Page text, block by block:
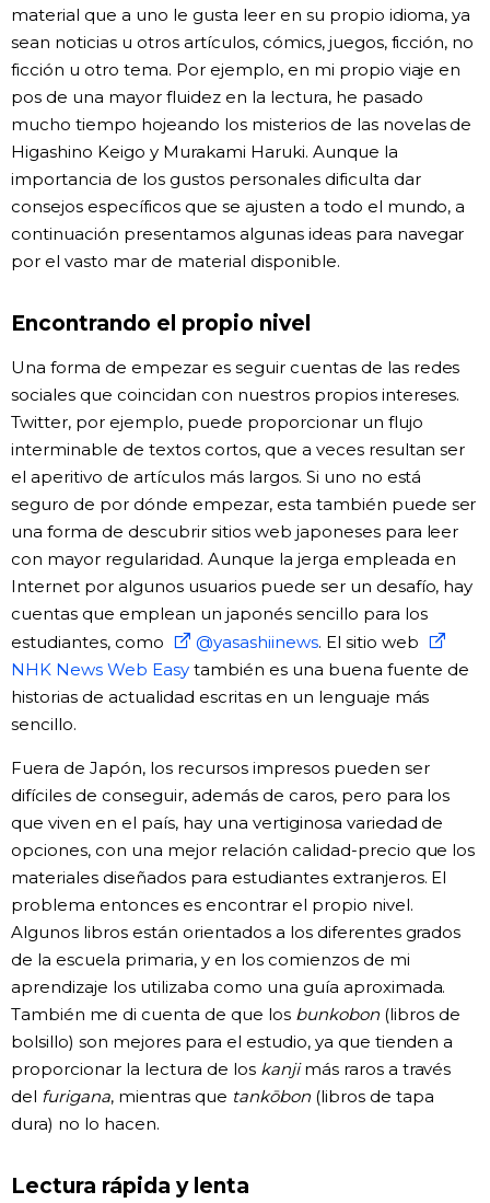
material que a uno le gusta leer en su propio idioma, ya
sean noticias u otros artículos, cómics, juegos, ficción, no
ficción u otro tema. Por ejemplo, en mi propio viaje en
pos de una mayor fluidez en la lectura, he pasado
mucho tiempo hojeando los misterios de las novelas de
Higashino Keigo y Murakami Haruki. Aunque la
importancia de los gustos personales dificulta dar
consejos específicos que se ajusten a todo el mundo, a
continuación presentamos algunas ideas para navegar
por el vasto mar de material disponible.
Encontrando el propio nivel
Una forma de empezar es seguir cuentas de las redes
sociales que coincidan con nuestros propios intereses.
Twitter, por ejemplo, puede proporcionar un flujo
interminable de textos cortos, que a veces resultan ser
el aperitivo de artículos más largos. Si uno no está
seguro de por dónde empezar, esta también puede ser
una forma de descubrir sitios web japoneses para leer
con mayor regularidad. Aunque la jerga empleada en
Internet por algunos usuarios puede ser un desafío, hay
cuentas que emplean un japonés sencillo para los
estudiantes, como
@yasashiinews. El sitio web
NHK News Web Easytambién es una buena fuente de
historias de actualidad escritas en un lenguaje más
sencillo.
Fuera de Japón, los recursos impresos pueden ser
difíciles de conseguir, además de caros, pero para los
que viven en el país, hay una vertiginosa variedad de
opciones, con una mejor relación calidad-precio que los
materiales diseñados para estudiantes extranjeros. El
problema entonces es encontrar el propio nivel.
Algunos libros están orientados a los diferentes grados
de la escuela primaria, y en los comienzos de mi
aprendizaje los utilizaba como una guía aproximada.
También me di cuenta de que los bunkobon(libros de
bolsillo) son mejores para el estudio, ya que tienden a
proporcionar la lectura de los kanjimás raros a través
del furigana, mientras que tankōbon(libros de tapa
dura) no lo hacen.
Lectura rápida y lenta